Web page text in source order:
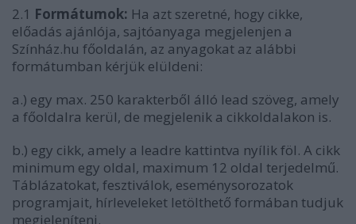
2.1 Formátumok: Ha azt szeretné, hogy cikke,
előadás ajánlója, sajtóanyaga megjelenjen a
Színház.hu főoldalán, az anyagokat az alábbi
formátumban kérjük elüldeni:
a.) egy max. 250 karakterből álló lead szöveg, amely
a főoldalra kerül, de megjelenik a cikkoldalakon is.
b.) egy cikk, amely a leadre kattintva nyílik föl. A cikk
minimum egy oldal, maximum 12 oldal terjedelmű.
Táblázatokat, fesztiválok, eseménysorozatok
programjait, hírleveleket letölthető formában tudjuk
megjeleníteni.